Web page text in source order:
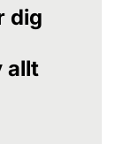
dig
allt